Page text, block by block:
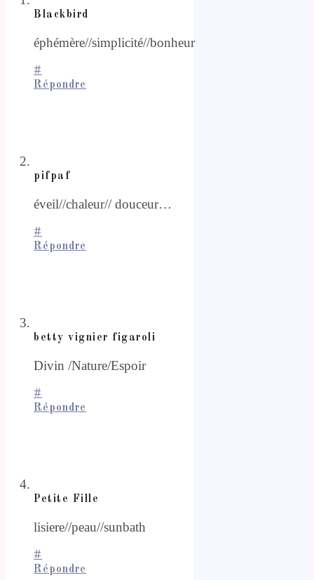
Blackbird
éphémère//simplicité//bonheur
#
Répondre
pifpaf
éveil//chaleur// douceur…
#
Répondre
betty vignier figaroli
Divin /Nature/Espoir
#
Répondre
Petite Fille
lisiere//peau//sunbath
#
Répondre